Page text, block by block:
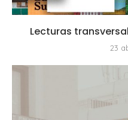
Lecturas
23